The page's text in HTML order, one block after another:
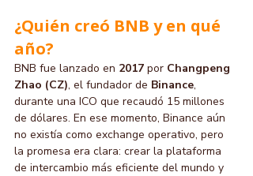
¿Quién creó BNB y en qué
año?
BNB fue lanzado en 2017 por Changpeng
Zhao (CZ), el fundador de Binance,
durante una ICO que recaudó 15 millones
de dólares. En ese momento, Binance aún
no existía como exchange operativo, pero
la promesa era clara: crear la plataforma
de intercambio más eficiente del mundo y